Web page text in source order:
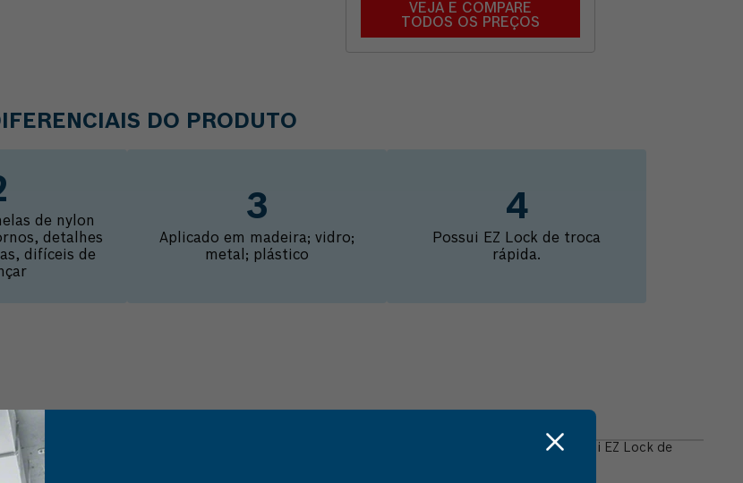
VEJA E COMPARE
TODOS OS PREÇOS
DO PRODUTO
de nylon
detalhes
difíceis de
Aplicado em madeira; vidro;
metal; plástico
Possui EZ Lock de troca
rápida.
produto
fino (Modelo EZ473SA). Ideal para ser aplicado em metal, madeira, alumínio e plástico. Possui EZ Lock de